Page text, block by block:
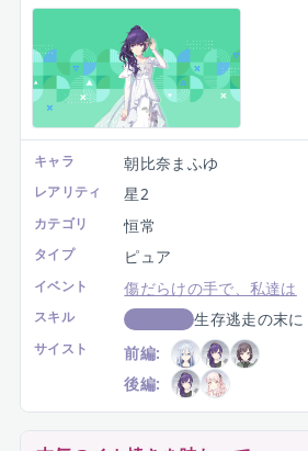
キャラ 朝比奈まふゆ
レアリティ 星2
カテゴリ 恒常
タイプ ピュア
イベント 傷だらけの手で、私達は
スキル 生存逃走の末に
サイスト
前編:
後編: